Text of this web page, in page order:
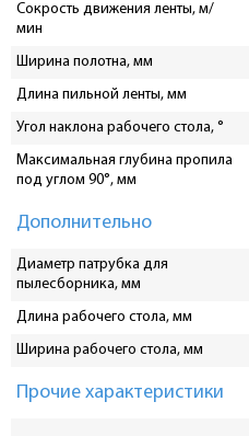
Сокрость движения ленты, м/
мин
Ширина полотна, мм
Длина пильной ленты, мм
Угол наклона рабочего стола, °
Максимальная глубина пропила
под углом 90°, мм
Дополнительно
Диаметр патрубка для
пылесборника, мм
Длина рабочего стола, мм
Ширина рабочего стола, мм
Прочие характеристики